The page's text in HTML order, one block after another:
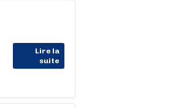
Lire la
suite